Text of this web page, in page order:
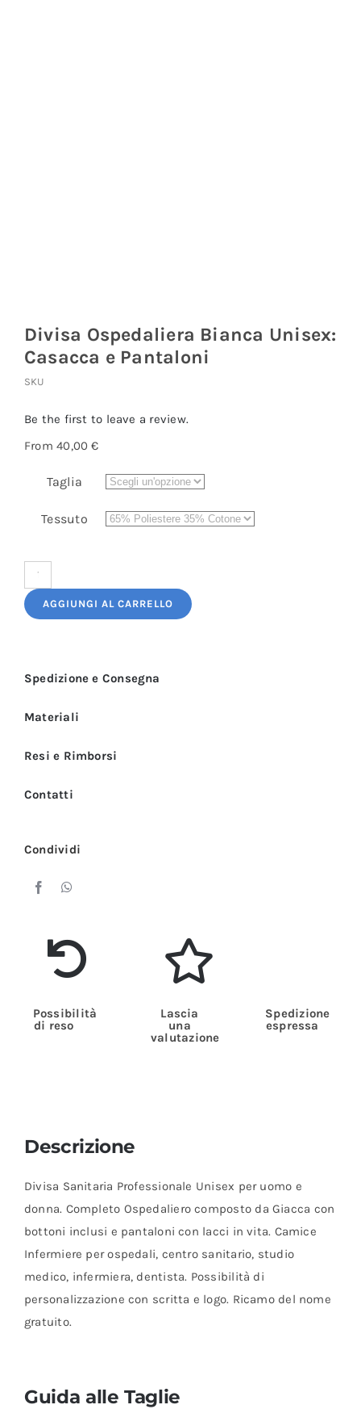
Divisa Ospedaliera Bianca Unisex:
Casacca e Pantaloni
SKU
Be the first to leave a review.
From40,00€
Taglia
Tessuto
Divisa
Ospedaliera
Bianca
e
AGGIUNGI AL CARRELLO
Spedizione e Consegna
Materiali
Resi e Rimborsi
Contatti
Condividi
Possibilità
di reso
Lascia
una
valutazione
Spedizione
espressa
Descrizione
Divisa Sanitaria Professionale Unisex per uomo e
donna. Completo Ospedaliero composto da Giacca con
bottoni inclusi e pantaloni con lacci in vita. Camice
Infermiere per ospedali, centro sanitario, studio
medico, infermiera, dentista. Possibilità di
personalizzazione con scritta e logo. Ricamo del nome
gratuito.
Guida alle Taglie